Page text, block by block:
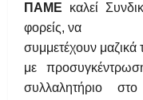
ΠΑΜΕ καλεί
φορείς, να
συμμετέχουν μαζικά
με
συλλαλητήριο